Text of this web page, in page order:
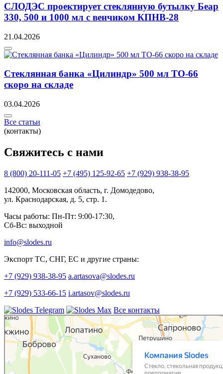
СЛОДЭС проектирует стеклянную бутылку Беар
330, 500 и 1000 мл с венчиком КПНВ-28
21.04.2026
Стеклянная банка «Цилиндр» 500 мл ТО-66
скоро на складе
03.04.2026
Все статьи
(контакты)
Свяжитесь с нами
8 (800) 20-111-05 +7 (495) 125-92-65 +7 (929) 938-38-95
142000, Московская область, г. Домодедово,
ул. Краснодарская, д. 5, стр. 1.
Часы работы: Пн-Пт: 9:00-17:30,
Сб-Вс: выходной
info@slodes.ru
Экспорт ТС, СНГ, ЕС и другие страны:
+7 (929) 938-38-95 a.artasova@slodes.ru
+7 (929) 533-66-15 i.artasov@slodes.ru
Все контакты